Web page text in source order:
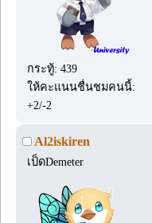
กระทู้: 439
ให้คะแนนชื่นชมคนนี้:
+2/-2
Al2iskiren
เป็ดDemeter